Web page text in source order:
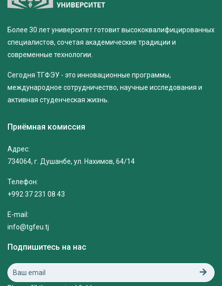
Более 30 лет университет готовит высококвалифицированных
специалистов, сочетая академические традиции и
современные технологии.
Сегодня ТГФЭУ - это инновационные программы,
международное сотрудничество, научные исследования и
активная студенческая жизнь.
Приёмная комиссия
Адрес:
734064, г. Душанбе, ул. Нахимов, 64/14
Телефон:
+992 37 231 08 43
E-mail:
info@tgfeu.tj
Подпишитесь на нас